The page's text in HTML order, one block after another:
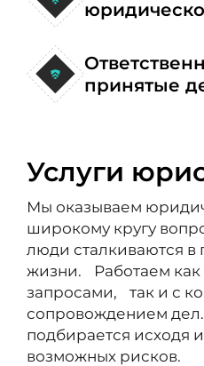
принятые
Услуги
Мы оказываем
широкому кругу
люди сталкиваются в
жизни. Работаем как
запросами, так и с
сопровождением
подбирается исходя
возможных рисков.